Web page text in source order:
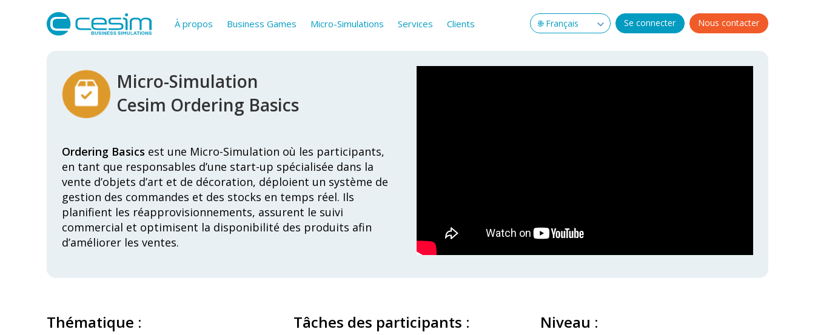
À propos Business Games Micro-Simulations Services Clients Se connecter Nous contacter
Micro-Simulation
Cesim Ordering Basics
Ordering Basics est une Micro-Simulation où les participants,
en tant que responsables d’une start-up spécialisée dans la
vente d’objets d’art et de décoration, déploient un système de
gestion des commandes et des stocks en temps réel. Ils
planifient les réapprovisionnements, assurent le suivi
commercial et optimisent la disponibilité des produits afin
d’améliorer les ventes.
Thématique : Tâches des participants : Niveau :